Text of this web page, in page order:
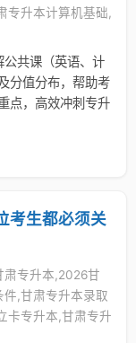
专升本计算机基础,
共课（英语、计
分值分布，帮助考
点，高效冲刺专升
考生都必须关
专升本,2026甘
,甘肃专升本录取
卡专升本,甘肃专升